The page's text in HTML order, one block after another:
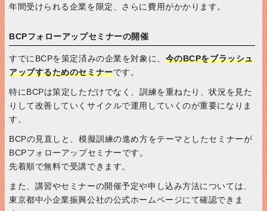
年間受けられる企業を限定、さらに費用がかかります。
BCPフォローアップセミナーの開催
すでにBCPを策定済みの企業を対象に、 今のBCPをブラッシュ
アップするためのセミナーです。
特にBCPは策定しただけでなく、訓練を重ねたり、状況を見た
りして改善していくサイクルで運用していくのが重要になりま
す。
BCPの見直しと、模擬訓練の進め方をテーマとしたセミナーが
BCPフォローアップセミナーです。
先着順で無料で受講できます。
また、講習やセミナーの開催予定や申し込み方法については、
東京都中小企業振興公社の公式ホームページにて確認できま